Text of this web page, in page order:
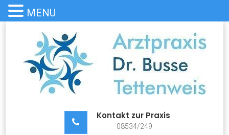
Praxis Dr. Busse Tettenweis
Kontakt zur Praxis
08534/249
MENU